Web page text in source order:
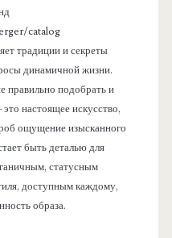
catalog
традиции и секреты
динамичной жизни.
правильно подобрать и
настоящее искусство,
ощущение изысканного
быть деталью для
статусным
доступным каждому,
образа.